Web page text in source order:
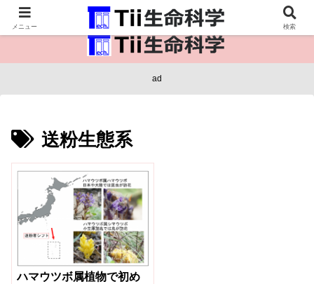
医療保健・生命・生物の情報インフラ。
ad
送粉生態系
ハマウツボ属植物で初め
メニュー 検索